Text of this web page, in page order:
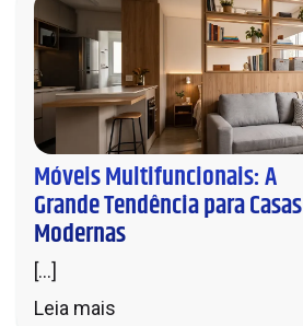
Móveis Multifuncionais: A
Grande Tendência para Casas
Modernas
[...]
Leia mais